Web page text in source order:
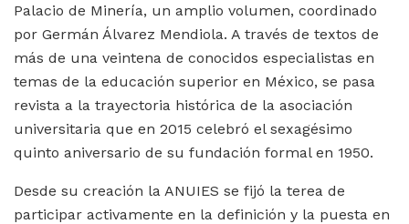
Palacio de Minería, un amplio volumen, coordinado
por Germán Álvarez Mendiola. A través de textos de
más de una veintena de conocidos especialistas en
temas de la educación superior en México, se pasa
revista a la trayectoria histórica de la asociación
universitaria que en 2015 celebró el sexagésimo
quinto aniversario de su fundación formal en 1950.
Desde su creación la ANUIES se fijó la terea de
participar activamente en la definición y la puesta en